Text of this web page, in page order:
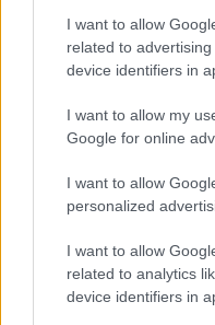
I want to allow
related to
device identifiers in
I want to allow my
Google for online
I want to allow
personalized
I want to allow
related to analytics
device identifiers in
PC-s vagy konzolos?
pcwplus.hu | 2018.06.13
A PC Master Race már a
konzolosoknak sem kell
mindenkinek találtunk új